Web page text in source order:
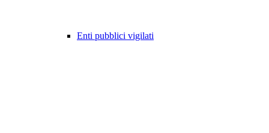
Enti pubblici vigilati